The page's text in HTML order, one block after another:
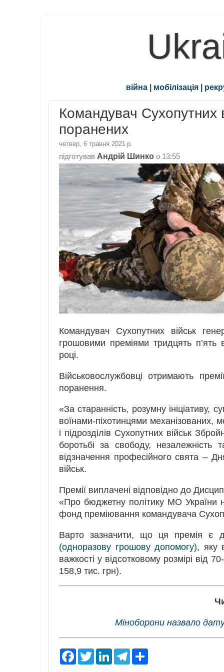
війна | мобілізація |
Командувач Сухопутних
поранених
четвер, 6 травня 2021 р.
підготував Андрій Шинко о 13:55
Командувач Сухопутних військ
грошовими преміями тридцять п’ять
році.
Військовослужбовці отримають
поранення.
«За старанність, розумну ініціативу,
воїнами-піхотинцями механізованих,
і підрозділів Сухопутних військ
боротьбі за свободу, незалежність
відзначення професійного свята –
військ.
Премії виплачені відповідно до
«Про бюджетну політику МО України
фонд преміювання командувача
Варто зазначити, що ця премія є
(одноразову грошову допомогу), яку
важкості у відсотковому розмірі від
158,9 тис. грн).
Міноборони назвало
F
a
T
w
L
T